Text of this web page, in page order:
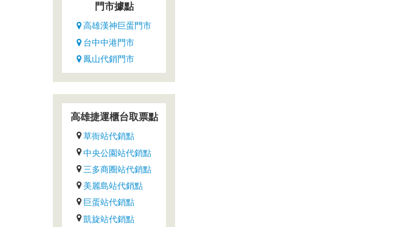
門市據點
高雄漢神巨蛋門市
台中中港門市
鳳山代銷門市
高雄捷運櫃台取票點
草衙站代銷點
中央公園站代銷點
三多商圈站代銷點
美麗島站代銷點
巨蛋站代銷點
凱旋站代銷點